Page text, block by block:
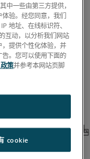
中一些由第三方提供，
验。经您同意，我们
地址、在线标识符、
互动，以分析我们网站
提供个性化体验，并
。您可以使用下面的
策并参考本网站页脚
cookie